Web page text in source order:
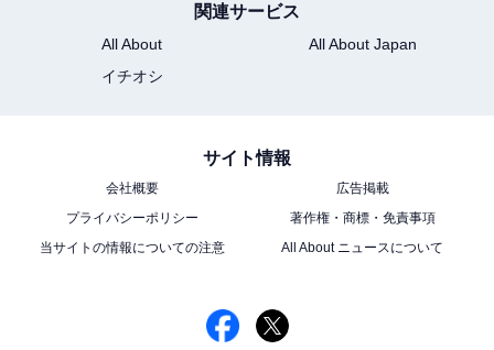
関連サービス
All About
All About Japan
イチオシ
サイト情報
会社概要
広告掲載
プライバシーポリシー
著作権・商標・免責事項
当サイトの情報についての注意
All About ニュースについて